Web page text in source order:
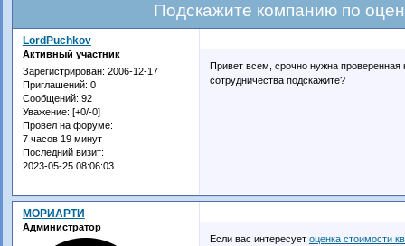
Подскажите компанию по
LordPuchkov
Активный участник
Зарегистрирован: 2006-12-17
Приглашений: 0
Сообщений: 92
Уважение: [+0/-0]
Провел на форуме:
7 часов 19 минут
Последний визит:
2023-05-25 08:06:03
Привет всем, срочно нужна проверенная
сотрудничества подскажите?
МОРИАРТИ
Администратор
Если вас интересует оценка стоимости